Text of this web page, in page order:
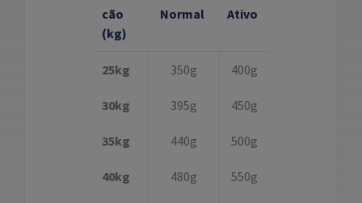
cão
(kg)
Normal
Ativo
25kg 350g 400g
30kg 395g 450g
35kg 440g 500g
40kg 480g 550g